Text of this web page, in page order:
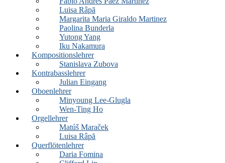
Luisa Râpă
Margarita Maria Giraldo Martinez
Paolina Bunderla
Yutong Yang
Iku Nakamura
Kompositionslehrer
Stanislava Zubova
Kontrabasslehrer
Julian Eingang
Oboenlehrer
Minyoung Lee-Glugla
Wen-Ting Ho
Orgellehrer
Matúš Maraček
Luisa Râpă
Querflötenlehrer
Daria Fomina